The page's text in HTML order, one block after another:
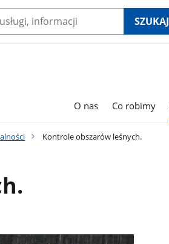
SZUKAJ
O nas Co robimy
Kontrole obszarów leśnych.